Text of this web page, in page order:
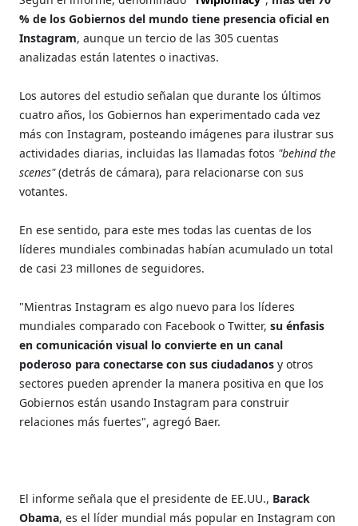
% de los Gobiernos del mundo tiene presencia oficial en
Instagram, aunque un tercio de las 305 cuentas
analizadas están latentes o inactivas.
Los autores del estudio señalan que durante los últimos
cuatro años, los Gobiernos han experimentado cada vez
más con Instagram, posteando imágenes para ilustrar sus
actividades diarias, incluidas las llamadas fotos "behind the
scenes"(detrás de cámara), para relacionarse con sus
votantes.
En ese sentido, para este mes todas las cuentas de los
líderes mundiales combinadas habían acumulado un total
de casi 23 millones de seguidores.
"Mientras Instagram es algo nuevo para los líderes
mundiales comparado con Facebook o Twitter,su énfasis
en comunicación visual lo convierte en un canal
poderoso para conectarse con sus ciudadanos y otros
sectores pueden aprender la manera positiva en que los
Gobiernos están usando Instagram para construir
relaciones más fuertes", agregó Baer.
El informe señala que el presidente de EE.UU., Barack
Obama, es el líder mundial más popular en Instagram con